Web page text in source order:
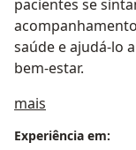
pacientes se
saúde e ajudá-lo
bem-estar.
mais
Experiência em: